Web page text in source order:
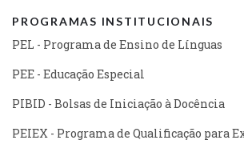
PROGRAMAS INSTITUCIONAIS
PEL - Programa de Ensino de Línguas
PEE - Educação Especial
PIBID - Bolsas de Iniciação à Docência
PEIEX - Programa de Qualificação para